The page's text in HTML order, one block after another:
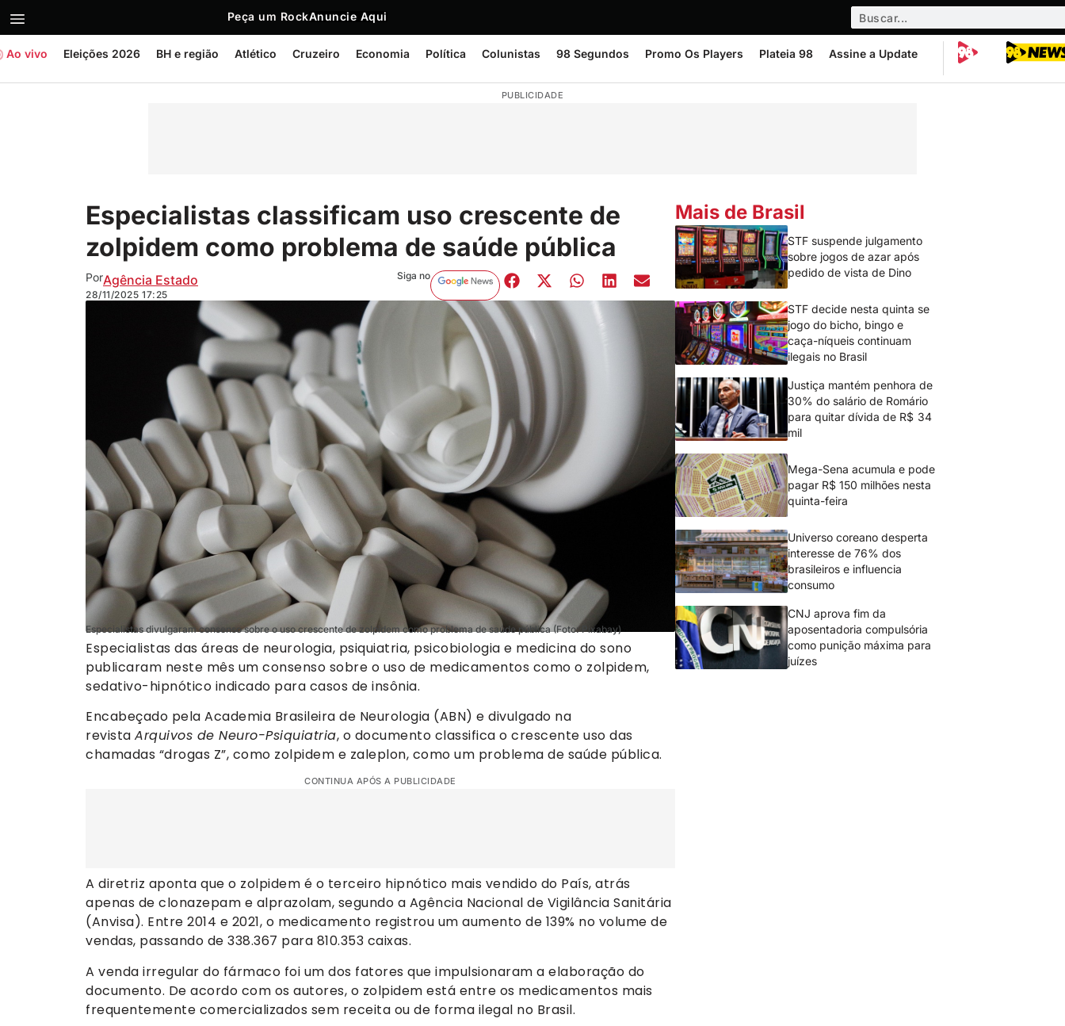
Peça um RockAnuncie Aqui
Ao vivo Eleições 2026 BH e região Atlético Cruzeiro Economia Política Colunistas 98 Segundos Promo Os Players Plateia 98 Assine a Update
PUBLICIDADE
Especialistas classificam uso crescente de
zolpidem como problema de saúde pública
PorAgência Estado
28/11/2025 17:25
Siga no
Especialistas divulgaram consenso sobre o uso crescente de zolpidem como problema de saúde pública (Foto: Pixabay)
Especialistas das áreas de neurologia, psiquiatria, psicobiologia e medicina do sono
publicaram neste mês um consenso sobre o uso de medicamentos como o zolpidem,
sedativo-hipnótico indicado para casos de insônia.
Encabeçado pela Academia Brasileira de Neurologia (ABN) e divulgado na
revista Arquivos de Neuro-Psiquiatria, o documento classifica o crescente uso das
chamadas “drogas Z”, como zolpidem e zaleplon, como um problema de saúde pública.
CONTINUA APÓS A PUBLICIDADE
A diretriz aponta que o zolpidem é o terceiro hipnótico mais vendido do País, atrás
apenas de clonazepam e alprazolam, segundo a Agência Nacional de Vigilância Sanitária
(Anvisa). Entre 2014 e 2021, o medicamento registrou um aumento de 139% no volume de
vendas, passando de 338.367 para 810.353 caixas.
A venda irregular do fármaco foi um dos fatores que impulsionaram a elaboração do
documento. De acordo com os autores, o zolpidem está entre os medicamentos mais
frequentemente comercializados sem receita ou de forma ilegal no Brasil.
Mais de Brasil
STF suspende julgamento
sobre jogos de azar após
pedido de vista de Dino
STF decide nesta quinta se
jogo do bicho, bingo e
caça-níqueis continuam
ilegais no Brasil
Justiça mantém penhora de
30% do salário de Romário
para quitar dívida de R$ 34
mil
Mega-Sena acumula e pode
pagar R$ 150 milhões nesta
quinta-feira
Universo coreano desperta
interesse de 76% dos
brasileiros e influencia
consumo
CNJ aprova fim da
aposentadoria compulsória
como punição máxima para
juízes